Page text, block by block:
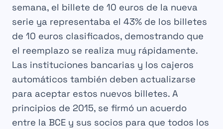
semana, el billete de 10 euros de la nueva
serie ya representaba el 43% de los billetes
de 10 euros clasificados, demostrando que
el reemplazo se realiza muy rápidamente.
Las instituciones bancarias y los cajeros
automáticos también deben actualizarse
para aceptar estos nuevos billetes. A
principios de 2015, se firmó un acuerdo
entre la BCE y sus socios para que todos los